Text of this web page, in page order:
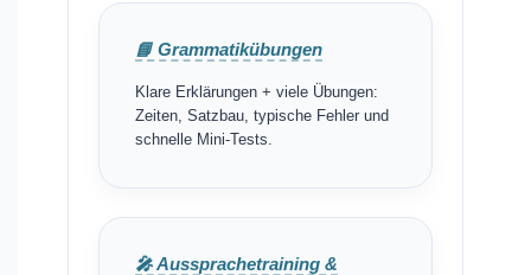
📘 Grammatikübungen
Klare Erklärungen + viele Übungen:
Zeiten, Satzbau, typische Fehler und
schnelle Mini-Tests.
🎤 Aussprachetraining &